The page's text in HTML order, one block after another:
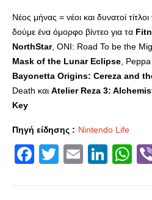
Νέος μήνας = νέοι και δυνατοί
δούμε ένα όμορφο βίντεο για τα
NorthStar, ONI: Road To be the
Mask of the Lunar Eclipse ,
Bayonetta Origins: Cereza and
Death και Atelier Reza 3:
Key
Πηγή είδησης : Nintendo Life
Facebook
Twitter
Email